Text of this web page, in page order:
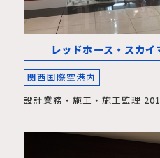
レッドホース・スカ
関西国際空港内
設計業務・施工・施工監理